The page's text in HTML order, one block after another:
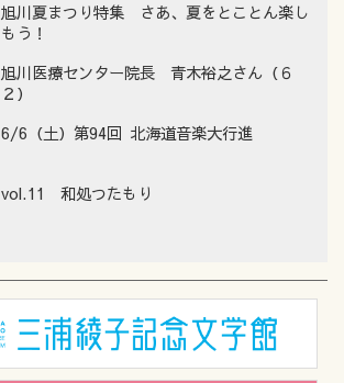
旭川夏まつり特集 さあ、夏をとことん楽し
もう！
旭川医療センター院長 青木裕之さん（６
２）
6/6（土）第94回 北海道音楽大行進
vol.11 和処つたもり